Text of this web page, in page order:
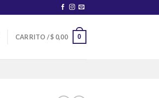
CARRITO /$ 0,00 0